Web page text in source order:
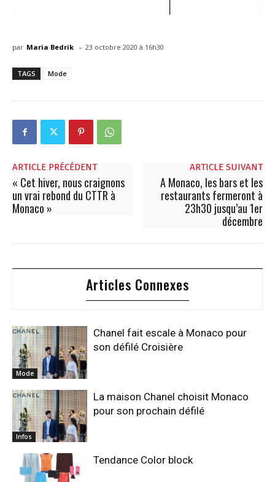
par Maria Bedrik - 23 octobre 2020 à 16h30
TAGS Mode
ARTICLE PRÉCÉDENT
« Cet hiver, nous craignons
un vrai rebond du CTTR à
Monaco »
ARTICLE SUIVANT
A Monaco, les bars et les
restaurants fermeront à
23h30 jusqu’au 1er
décembre
Articles Connexes
Mode
Chanel fait escale à Monaco pour
son défilé Croisière
Infos
La maison Chanel choisit Monaco
pour son prochain défilé
Tendance Color block